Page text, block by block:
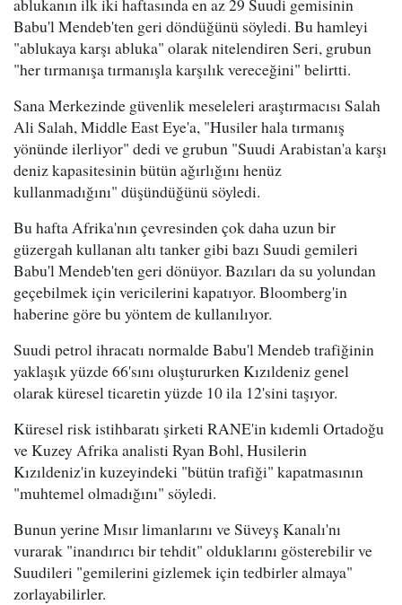
ablukanın ilk iki haftasında en az 29 Suudi gemisinin
Babu'l Mendeb'ten geri döndüğünü söyledi. Bu hamleyi
"ablukaya karşı abluka" olarak nitelendiren Seri, grubun
"her tırmanışa tırmanışla karşılık vereceğini" belirtti.
Sana Merkezinde güvenlik meseleleri araştırmacısı Salah
Ali Salah, Middle East Eye'a, "Husiler hala tırmanış
yönünde ilerliyor" dedi ve grubun "Suudi Arabistan'a karşı
deniz kapasitesinin bütün ağırlığını henüz
kullanmadığını" düşündüğünü söyledi.
Bu hafta Afrika'nın çevresinden çok daha uzun bir
güzergah kullanan altı tanker gibi bazı Suudi gemileri
Babu'l Mendeb'ten geri dönüyor. Bazıları da su yolundan
geçebilmek için vericilerini kapatıyor. Bloomberg'in
haberine göre bu yöntem de kullanılıyor.
Suudi petrol ihracatı normalde Babu'l Mendeb trafiğinin
yaklaşık yüzde 66'sını oluştururken Kızıldeniz genel
olarak küresel ticaretin yüzde 10 ila 12'sini taşıyor.
Küresel risk istihbaratı şirketi RANE'in kıdemli Ortadoğu
ve Kuzey Afrika analisti Ryan Bohl, Husilerin
Kızıldeniz'in kuzeyindeki "bütün trafiği" kapatmasının
"muhtemel olmadığını" söyledi.
Bunun yerine Mısır limanlarını ve Süveyş Kanalı'nı
vurarak "inandırıcı bir tehdit" olduklarını gösterebilir ve
Suudileri "gemilerini gizlemek için tedbirler almaya"
zorlayabilirler.